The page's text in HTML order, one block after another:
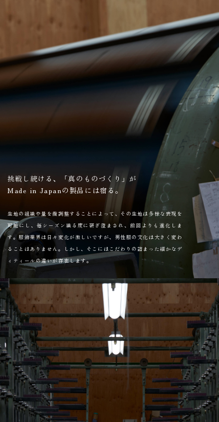
挑戦し続ける、「真のものづくり」が
Made in Japanの製品には宿る。
生地の組織や量を微調整することによって、その生地は多様な表現を
可能にし、毎シーズン織る度に研ぎ澄まされ、前回よりも進化しま
す。服飾業界は日々変化が激しいですが、男性服の文化は大きく変わ
ることはありません。しかし、そこにはこだわりの詰まった細かなデ
ィティールの違いが存在します。